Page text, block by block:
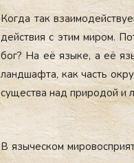
Ког­да так
дей­ствия с этим ми­ром.
бог? На её язы­ке, а её
лан­дшаф­та, как часть
су­щес­тва над при­родой и
В язы­чес­ком